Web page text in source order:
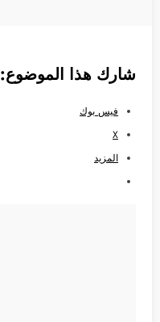
شارك هذا الموضوع:
فيس بوك
X
المزيد